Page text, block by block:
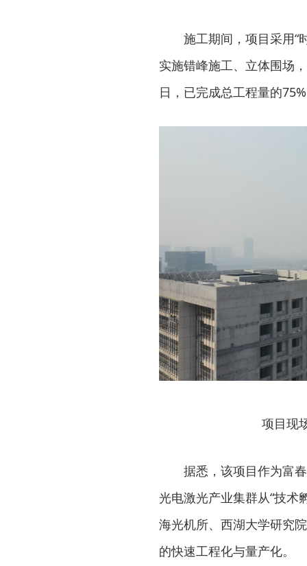
施工期间，项目采用“
实施错峰施工、立体围场
日，已完成总工程量的
项目现
据悉，该项目作为富
光电激光产业集群从“技术
海光机所、西湖大学研究
的快速工程化与量产化。